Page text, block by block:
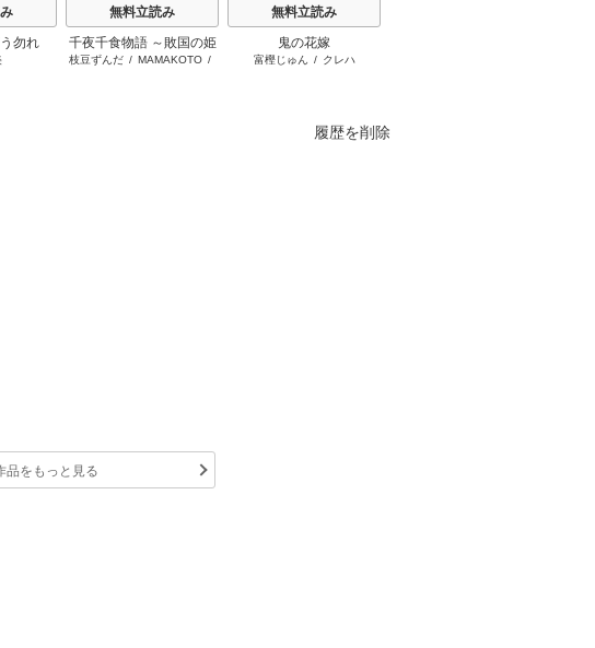
勿れ
無料立読み
千夜千食物語 ～敗国の姫
ですが氷の皇子殿下がど
枝豆ずんだ/ MAMAKOTO/
無料立読み
鬼の花嫁
富樫じゅん / クレハ
履歴を削除
品をもっと見る